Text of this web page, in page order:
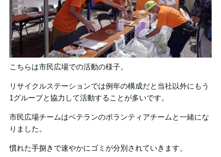
こちらは市民広場での活動の様子。
リサイクルステーションでは例年の構成だと当社以外にもう
1グループと協力して活動することが多いです。
市民広場チームはベテランのボランティアチームと一緒にな
りました。
慣れた手捌きで速やかにゴミが分別されていきます。